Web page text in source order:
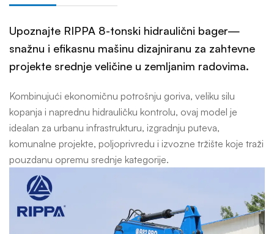
Upoznajte RIPPA 8-tonski hidraulični bager—
snažnu i efikasnu mašinu dizajniranu za zahtevne
projekte srednje veličine u zemljanim radovima.
Kombinujući ekonomičnu potrošnju goriva, veliku silu
kopanja i naprednu hidrauličku kontrolu, ovaj model je
idealan za urbanu infrastrukturu, izgradnju puteva,
komunalne projekte, poljoprivredu i izvozne tržište koje traži
pouzdanu opremu srednje kategorije.